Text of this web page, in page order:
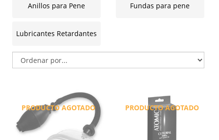
Anillos para Pene Fundas para pene
Lubricantes Retardantes
PRODUCTO AGOTADO PRODUCTO AGOTADO